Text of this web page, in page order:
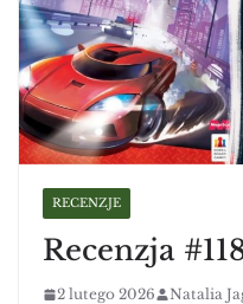
RECENZJE
Recenzja
2 lutego 2026 Natalia